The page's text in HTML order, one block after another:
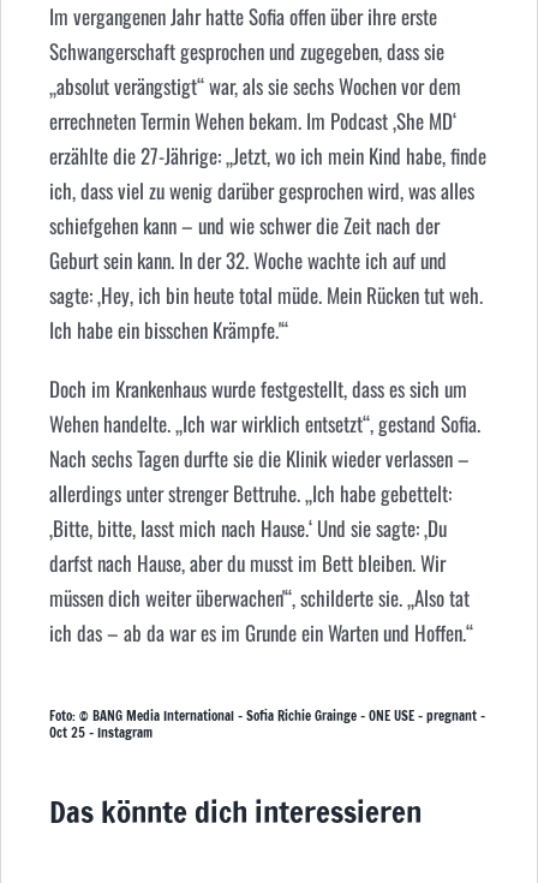
Im vergangenen Jahr hatte Sofia offen über ihre erste
Schwangerschaft gesprochen und zugegeben, dass sie
„absolut verängstigt“ war, als sie sechs Wochen vor dem
errechneten Termin Wehen bekam. Im Podcast ‚She MD‘
erzählte die 27-Jährige: „Jetzt, wo ich mein Kind habe, finde
ich, dass viel zu wenig darüber gesprochen wird, was alles
schiefgehen kann – und wie schwer die Zeit nach der
Geburt sein kann. In der 32. Woche wachte ich auf und
sagte: ‚Hey, ich bin heute total müde. Mein Rücken tut weh.
Ich habe ein bisschen Krämpfe.'“
Doch im Krankenhaus wurde festgestellt, dass es sich um
Wehen handelte. „Ich war wirklich entsetzt“, gestand Sofia.
Nach sechs Tagen durfte sie die Klinik wieder verlassen –
allerdings unter strenger Bettruhe. „Ich habe gebettelt:
‚Bitte, bitte, lasst mich nach Hause.‘ Und sie sagte: ‚Du
darfst nach Hause, aber du musst im Bett bleiben. Wir
müssen dich weiter überwachen'“, schilderte sie. „Also tat
ich das – ab da war es im Grunde ein Warten und Hoffen.“
Foto: © BANG Media International – Sofia Richie Grainge – ONE USE – pregnant –
Oct 25 – Instagram
Das könnte dich interessieren